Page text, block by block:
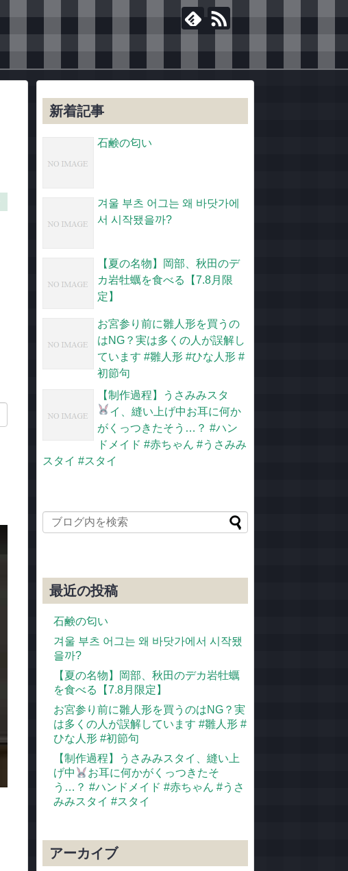
新着記事
石鹸の匂い
겨울 부츠 어그는 왜 바닷가에
서 시작됐을까?
【夏の名物】岡部、秋田のデ
カ岩牡蠣を食べる【7.8月限
定】
お宮参り前に雛人形を買うの
はNG？実は多くの人が誤解し
ています #雛人形 #ひな人形 #
初節句
【制作過程】うさみみスタ
イ、縫い上げ中お耳に何か
がくっつきたそう…？ #ハン
ドメイド #赤ちゃん #うさみみ
スタイ #スタイ
最近の投稿
石鹸の匂い
겨울 부츠 어그는 왜 바닷가에서 시작됐
을까?
【夏の名物】岡部、秋田のデカ岩牡蠣
を食べる【7.8月限定】
お宮参り前に雛人形を買うのはNG？実
は多くの人が誤解しています #雛人形 #
ひな人形 #初節句
【制作過程】うさみみスタイ、縫い上
げ中
お耳に何かがくっつきたそ
う…？ #ハンドメイド #赤ちゃん #うさ
みみスタイ #スタイ
アーカイブ